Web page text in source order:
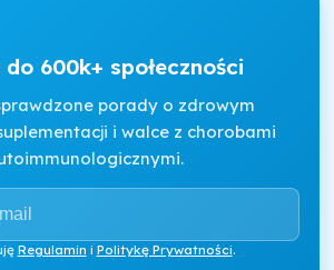
do 600k+ społeczności
porady o zdrowym
i walce z chorobami
Regulamin i Politykę Prywatności.